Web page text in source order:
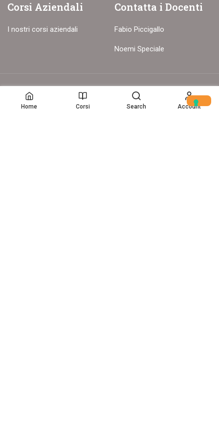
Corsi Aziendali
I nostri corsi aziendali
Contatta i Docenti
Fabio Piccigallo
Noemi Speciale
© Copyright – 2017-26 Delion srls – Tutti i diritti riservati
Home Corsi Search Account